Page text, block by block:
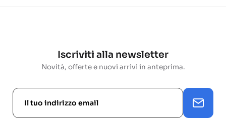
Iscriviti alla newsletter
Novità, offerte e nuovi arrivi in anteprima.